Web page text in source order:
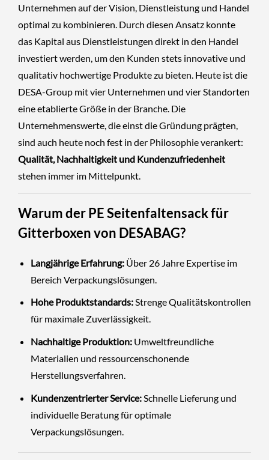
Unternehmen auf der Vision, Dienstleistung und Handel
optimal zu kombinieren. Durch diesen Ansatz konnte
das Kapital aus Dienstleistungen direkt in den Handel
investiert werden, um den Kunden stets innovative und
qualitativ hochwertige Produkte zu bieten. Heute ist die
DESA-Group mit vier Unternehmen und vier Standorten
eine etablierte Größe in der Branche. Die
Unternehmenswerte, die einst die Gründung prägten,
sind auch heute noch fest in der Philosophie verankert:
Qualität, Nachhaltigkeit und Kundenzufriedenheit
stehen immer im Mittelpunkt.
Warum der PE Seitenfaltensack für
Gitterboxen von DESABAG?
Langjährige Erfahrung:Über 26 Jahre Expertise im
Bereich Verpackungslösungen.
Hohe Produktstandards:Strenge Qualitätskontrollen
für maximale Zuverlässigkeit.
Nachhaltige Produktion:Umweltfreundliche
Materialien und ressourcenschonende
Herstellungsverfahren.
Kundenzentrierter Service:Schnelle Lieferung und
individuelle Beratung für optimale
Verpackungslösungen.